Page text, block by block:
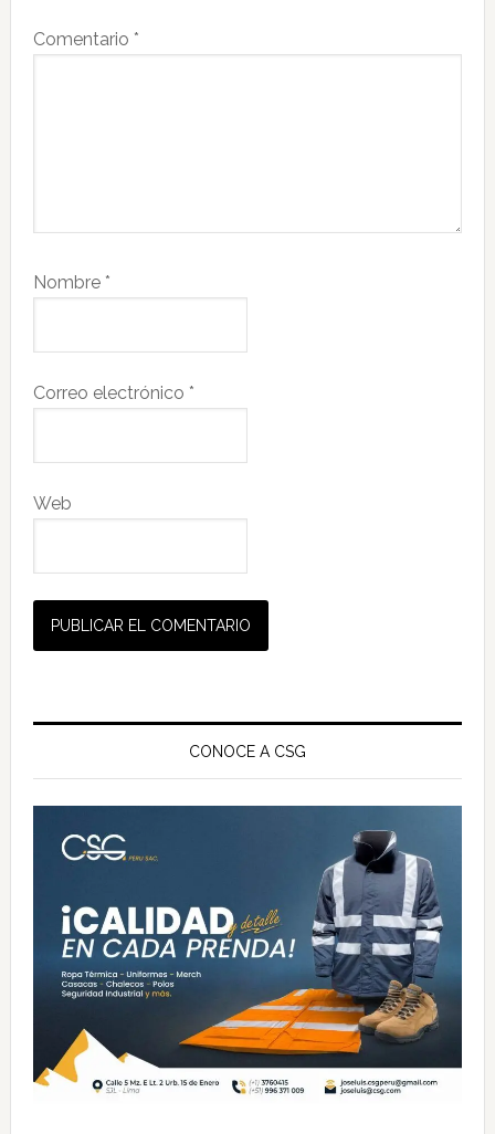
Comentario *
Nombre *
Correo electrónico *
Web
Barra
principal
CONOCE A CSG